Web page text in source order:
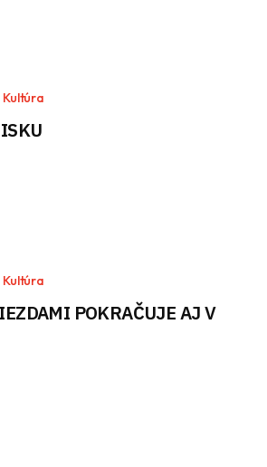
Kultúra
Kultúra
POKRAČUJE AJ V